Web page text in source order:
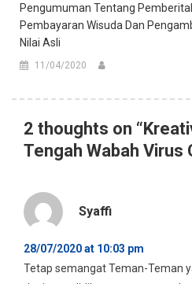
Pengumuman Tentang
Pembayaran Wisuda Dan
Nilai Asli
11/04/2020
2 thoughts on “
Tengah Wabah Virus
Syaffi
28/07/2020 at 10:03 pm
Tetap semangat Teman-Teman